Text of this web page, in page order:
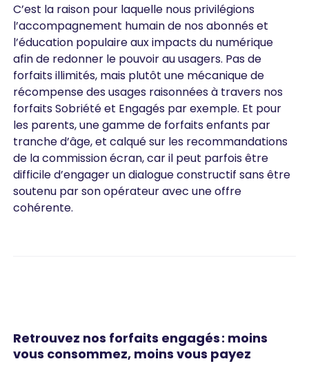
C’est la raison pour laquelle nous privilégions
l’accompagnement humain de nos abonnés et
l’éducation populaire aux impacts du numérique
afin de redonner le pouvoir au usagers. Pas de
forfaits illimités, mais plutôt une mécanique de
récompense des usages raisonnées à travers nos
forfaits Sobriété et Engagés par exemple. Et pour
les parents, une gamme de forfaits enfants par
tranche d’âge, et calqué sur les recommandations
de la commission écran, car il peut parfois être
difficile d’engager un dialogue constructif sans être
soutenu par son opérateur avec une offre
cohérente.
Retrouvez nos forfaits engagés : moins
vous consommez, moins vous payez